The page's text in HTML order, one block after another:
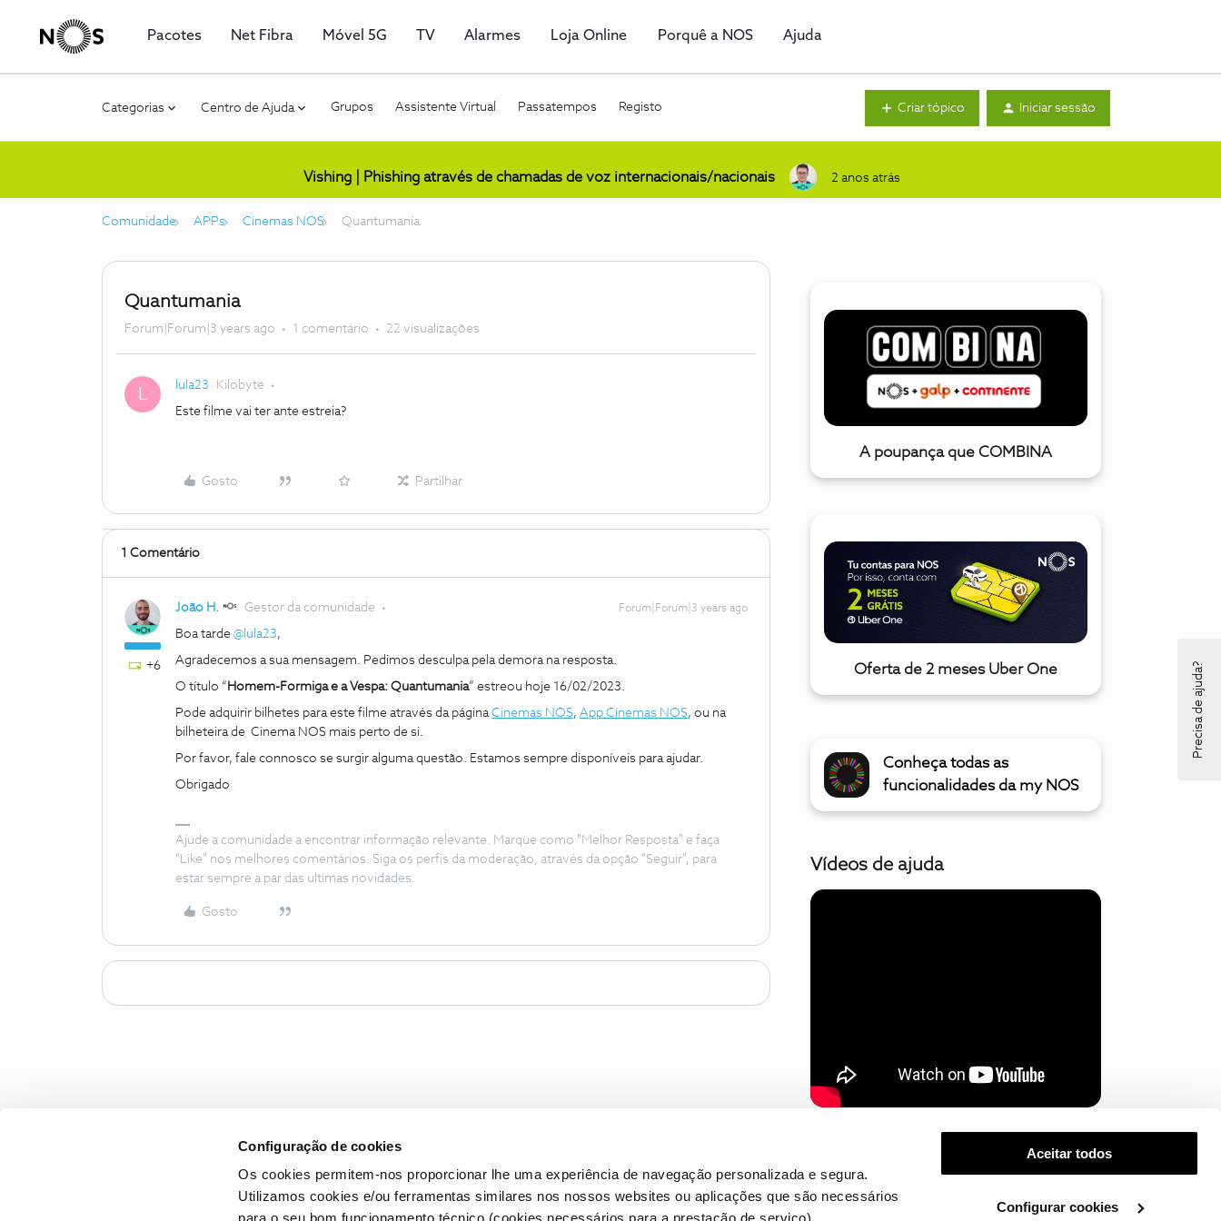
Configuração de cookies
Os cookies permitem-nos proporcionar lhe uma experiência de navegação personalizada e segura.
Utilizamos cookies e/ou ferramentas similares nos nossos websites ou aplicações que são necessários
Aceitar todos
Configurar cookies
Pacotes Net Fibra Móvel 5G TV Alarmes Loja Online Porquê a NOS Ajuda
Categorias Centro de Ajuda Grupos Assistente Virtual Passatempos Registo Criar tópico Iniciar sessão
Vishing | Phishing através de chamadas de voz internacionais/nacionais 2 anos atrás
Comunidade APPs Cinemas NOS Quantumania
Quantumania
Forum|Forum|3 years ago 1 comentário 22 visualizações
L lula23 Kilobyte
Este filme vai ter ante estreia?
Gosto Partilhar
1 Comentário
+6
João H. Gestor da comunidade Forum|Forum|3 years ago
Boa tarde @lula23,
Agradecemos a sua mensagem. Pedimos desculpa pela demora na resposta.
O título “ Homem-Formiga e a Vespa: Quantumania” estreou hoje 16/02/2023.
Pode adquirir bilhetes para este filme através da páginaCinemas NOS, App Cinemas NOS, ou na
bilheteira de Cinema NOS mais perto de si.
Por favor, fale connosco se surgir alguma questão. Estamos sempre disponíveis para ajudar.
Obrigado
Ajude a comunidade a encontrar informação relevante. Marque como "Melhor Resposta" e faça
"Like" nos melhores comentários. Siga os perfis da moderação, através da opção "Seguir", para
estar sempre a par das ultimas novidades.
Gosto
A poupança que COMBINA
Oferta de 2 meses Uber One
Conheça todas as
funcionalidades da my NOS
Vídeos de ajuda
Precisa de ajuda?